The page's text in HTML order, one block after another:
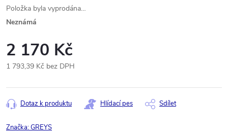
Položka byla vyprodána…
Neznámá
2 170 Kč
1 793,39 Kč bez DPH
cena:
Dotaz k produktu Hlídací pes Sdílet
Značka:GREYS